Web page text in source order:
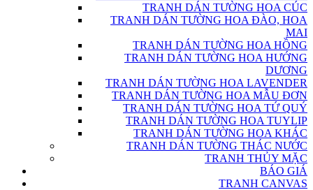
TRANH DÁN TƯỜNG HOA CÚC
TRANH DÁN TƯỜNG HOA ĐÀO, HOA
MAI
TRANH DÁN TƯỜNG HOA HỒNG
TRANH DÁN TƯỜNG HOA HƯỚNG
DƯƠNG
TRANH DÁN TƯỜNG HOA LAVENDER
TRANH DÁN TƯỜNG HOA MẪU ĐƠN
TRANH DÁN TƯỜNG HOA TỨ QUÝ
TRANH DÁN TƯỜNG HOA TUYLIP
TRANH DÁN TƯỜNG HOA KHÁC
TRANH DÁN TƯỜNG THÁC NƯỚC
TRANH THỦY MẶC
BÁO GIÁ
TRANH CANVAS